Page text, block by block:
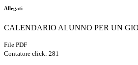
Allegati
CALENDARIO ALUNNO PER UN
File PDF
Contatore click: 281